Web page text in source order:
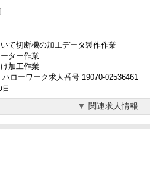
て切断機の加工データ製作作業
ター作業
加工作業
ローワーク求人番号 19070-02536461
関連求人情報